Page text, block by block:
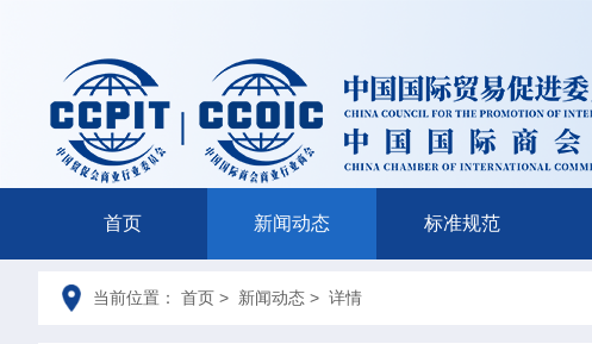
首页 新闻动态 标准规范
当前位置： 首页 > 新闻动态 > 详情